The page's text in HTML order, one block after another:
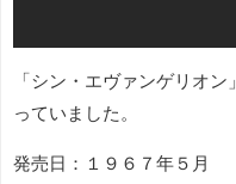
「シン・エヴァンゲリオ
っていました。
発売日：１９６７年５月